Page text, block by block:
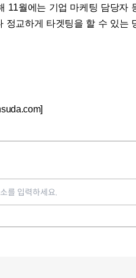
11월에는 기업 마케팅 담당자
교하게 타겟팅을 할 수 있는